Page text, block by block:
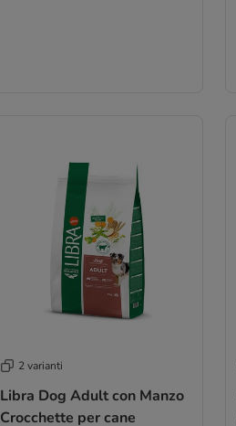
2 varianti
Libra Dog Adult con Manzo
Crocchette per cane